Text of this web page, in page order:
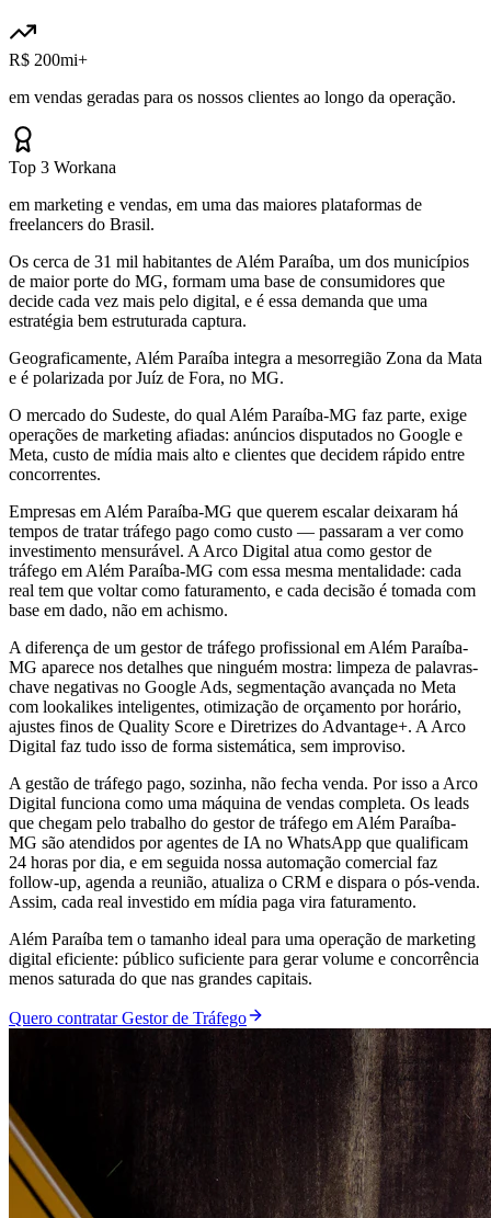
R$ 200mi+
em vendas geradas para os nossos clientes ao longo da operação.
Top 3 Workana
em marketing e vendas, em uma das maiores plataformas de
freelancers do Brasil.
Os cerca de 31 mil habitantes de Além Paraíba, um dos municípios
de maior porte do MG, formam uma base de consumidores que
decide cada vez mais pelo digital, e é essa demanda que uma
estratégia bem estruturada captura.
Geograficamente, Além Paraíba integra a mesorregião Zona da Mata
e é polarizada por Juíz de Fora, no MG.
O mercado do Sudeste, do qual Além Paraíba-MG faz parte, exige
operações de marketing afiadas: anúncios disputados no Google e
Meta, custo de mídia mais alto e clientes que decidem rápido entre
concorrentes.
Empresas em Além Paraíba-MG que querem escalar deixaram há
tempos de tratar tráfego pago como custo — passaram a ver como
investimento mensurável. A Arco Digital atua como gestor de
tráfego em Além Paraíba-MG com essa mesma mentalidade: cada
real tem que voltar como faturamento, e cada decisão é tomada com
base em dado, não em achismo.
A diferença de um gestor de tráfego profissional em Além Paraíba-
MG aparece nos detalhes que ninguém mostra: limpeza de palavras-
chave negativas no Google Ads, segmentação avançada no Meta
com lookalikes inteligentes, otimização de orçamento por horário,
ajustes finos de Quality Score e Diretrizes do Advantage+. A Arco
Digital faz tudo isso de forma sistemática, sem improviso.
A gestão de tráfego pago, sozinha, não fecha venda. Por isso a Arco
Digital funciona como uma máquina de vendas completa. Os leads
que chegam pelo trabalho do gestor de tráfego em Além Paraíba-
MG são atendidos por agentes de IA no WhatsApp que qualificam
24 horas por dia, e em seguida nossa automação comercial faz
follow-up, agenda a reunião, atualiza o CRM e dispara o pós-venda.
Assim, cada real investido em mídia paga vira faturamento.
Além Paraíba tem o tamanho ideal para uma operação de marketing
digital eficiente: público suficiente para gerar volume e concorrência
menos saturada do que nas grandes capitais.
Quero contratar Gestor de Tráfego